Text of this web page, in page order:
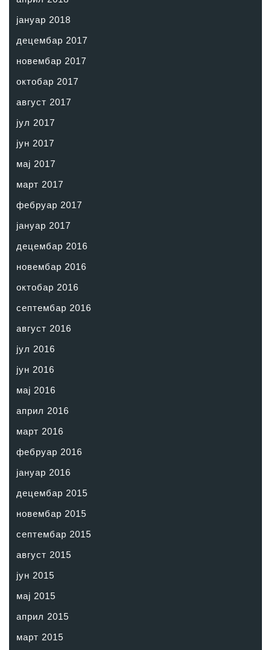
јануар 2018
децембар 2017
новембар 2017
октобар 2017
август 2017
јул 2017
јун 2017
мај 2017
март 2017
фебруар 2017
јануар 2017
децембар 2016
новембар 2016
октобар 2016
септембар 2016
август 2016
јул 2016
јун 2016
мај 2016
април 2016
март 2016
фебруар 2016
јануар 2016
децембар 2015
новембар 2015
септембар 2015
август 2015
јун 2015
мај 2015
април 2015
март 2015